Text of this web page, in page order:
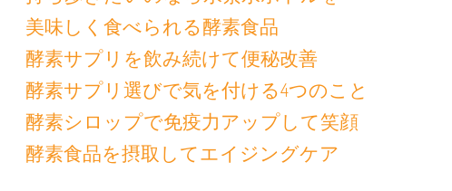
美味しく食べられる酵素食品
酵素サプリを飲み続けて便秘改善
酵素サプリ選びで気を付ける4つのこと
酵素シロップで免疫力アップして笑顔
酵素食品を摂取してエイジングケア